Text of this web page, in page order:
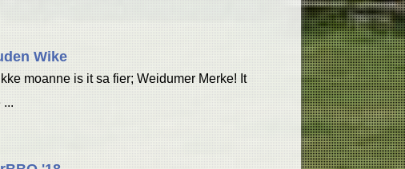
Wike
moanne is it sa fier; Weidumer Merke! It
...